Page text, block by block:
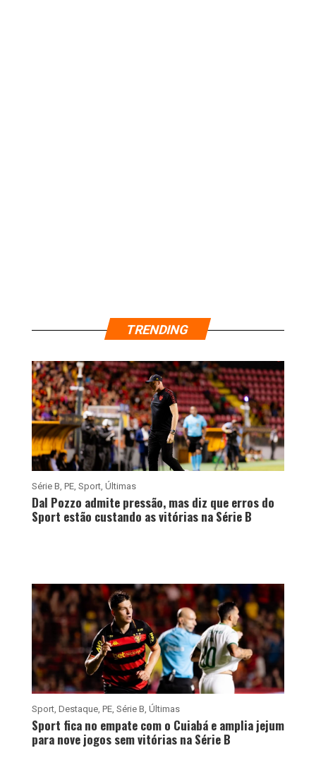
TRENDING
Série B, PE, Sport, Últimas
Dal Pozzo admite pressão, mas diz que erros do
Sport estão custando as vitórias na Série B
Sport, Destaque, PE, Série B, Últimas
Sport fica no empate com o Cuiabá e amplia jejum
para nove jogos sem vitórias na Série B